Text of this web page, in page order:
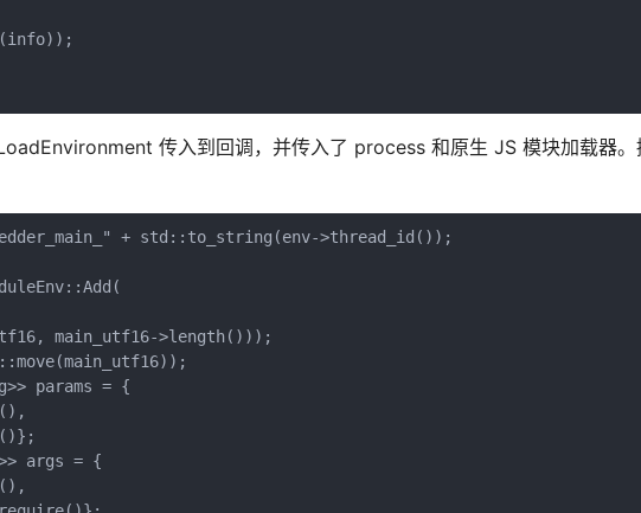
传入到回调，并传入了 process 和原生 JS 模块加载器。
+ std::to_string(env->thread_id());
main_utf16->length()));
params = {
args = {